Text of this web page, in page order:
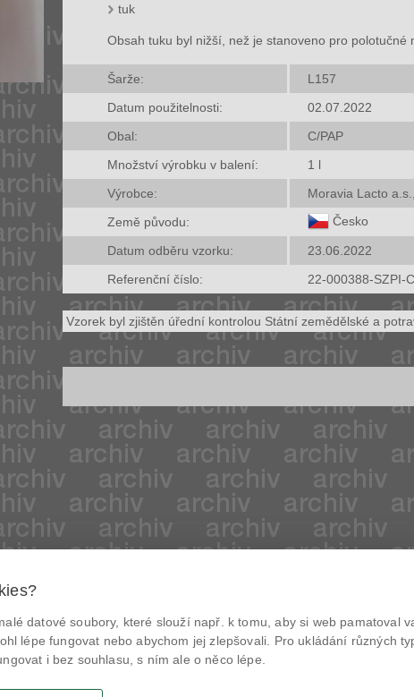
tuk
Obsah tuku byl nižší, než je stanoveno pro polotučné
Šarže:
L157
Datum použitelnosti:
02.07.2022
Obal:
C/PAP
Množství výrobku v balení:
1 l
Výrobce:
Moravia Lacto
Země původu:
Česko
Datum odběru vzorku:
23.06.2022
Referenční číslo:
22-000388-SZPI-
Vzorek byl zjištěn úřední kontrolou Státní zemědělské a
@NaPranyri
© Státní zemědělská a potravinářská inspekce 2026
Květná 15, 603 00 Brno,
epodatelna
szpi.gov.cz
ID datové schránky: avraiqg
IČO: 75014149, DIČ: CZ75014149
datové soubory, které slouží např. k tomu, aby si web pamatoval
lépe fungovat nebo abychom jej zlepšovali. Pro ukládání různých
i bez souhlasu, s ním ale o něco lépe.